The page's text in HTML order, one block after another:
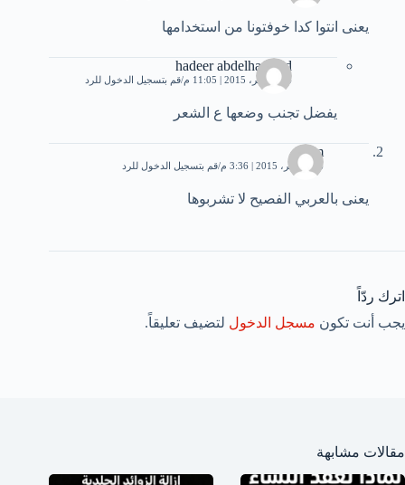
يعنى انتوا كدا خوفتونا من استخدامها
hadeer abdelhameed
14 نوفمبر، 2015 | 11:05 م قم بتسجيل الدخول للرد
يفضل تجنب وضعها ع الشعر
rim
16 نوفمبر، 2015 | 3:36 م قم بتسجيل الدخول للرد
يعنى بالعربي الفصيح لا تشربوها
اترك ردّاً
يجب أنت تكون مسجل الدخول لتضيف تعليقاً.
مقالات مشابهة